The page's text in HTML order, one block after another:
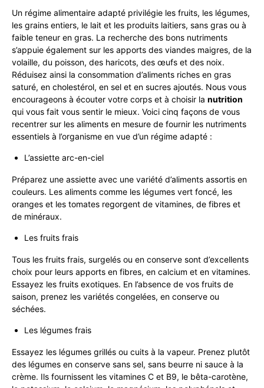
Un régime alimentaire adapté privilégie les fruits, les légumes,
les grains entiers, le lait et les produits laitiers, sans gras ou à
faible teneur en gras. La recherche des bons nutriments
s’appuie également sur les apports des viandes maigres, de la
volaille, du poisson, des haricots, des œufs et des noix.
Réduisez ainsi la consommation d’aliments riches en gras
saturé, en cholestérol, en sel et en sucres ajoutés. Nous vous
encourageons à écouter votre corps et à choisir la nutrition
qui vous fait vous sentir le mieux. Voici cinq façons de vous
recentrer sur les aliments en mesure de fournir les nutriments
essentiels à l’organisme en vue d’un régime adapté :
L’assiette arc-en-ciel
Préparez une assiette avec une variété d’aliments assortis en
couleurs. Les aliments comme les légumes vert foncé, les
oranges et les tomates regorgent de vitamines, de fibres et
de minéraux.
Les fruits frais
Tous les fruits frais, surgelés ou en conserve sont d’excellents
choix pour leurs apports en fibres, en calcium et en vitamines.
Essayez les fruits exotiques. En l’absence de vos fruits de
saison, prenez les variétés congelées, en conserve ou
séchées.
Les légumes frais
Essayez les légumes grillés ou cuits à la vapeur. Prenez plutôt
des légumes en conserve sans sel, sans beurre ni sauce à la
crème. Ils fournissent les vitamines C et B9, le bêta-carotène,